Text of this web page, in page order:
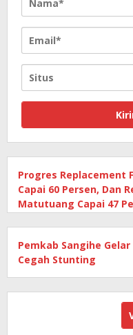
Progres Replacement
Capai 60 Persen, Dan
Matutuang Capai 47
Pemkab Sangihe
Cegah Stunting